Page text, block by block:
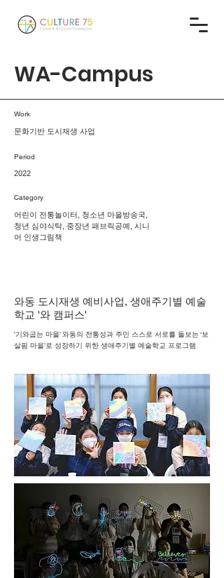
WA-Campus
Work
문화기반 도시재생 사업
Period
2022
Category
어린이 전통놀이터, 청소년 마을방송국,
청년 심야식탁, 중장년 패브릭공예, 시니
어 인생그림책
와동 도시재생 예비사업, 생애주기별 예술
학교 '와 캠퍼스'
'기와굽는 마을’ 와동의 전통성과 주민 스스로 서로를 돌보는 ‘보
살핌 마을’로 성장하기 위한 생애주기별 예술학교 프로그램